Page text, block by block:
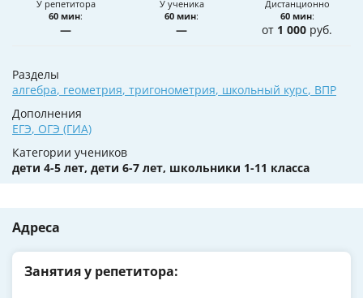
У репетитора
60 мин:
—
У ученика
60 мин:
—
Дистанционно
60 мин:
от 1 000 руб.
Разделы
алгебра, геометрия, тригонометрия, школьный курс, ВПР
Дополнения
ЕГЭ, ОГЭ (ГИА)
Категории учеников
дети 4-5 лет, дети 6-7 лет, школьники 1-11 класса
Адреса
Занятия у репетитора: